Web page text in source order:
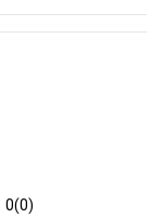
0(0)